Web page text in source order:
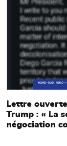
Lettre
Trump : « La
négociation